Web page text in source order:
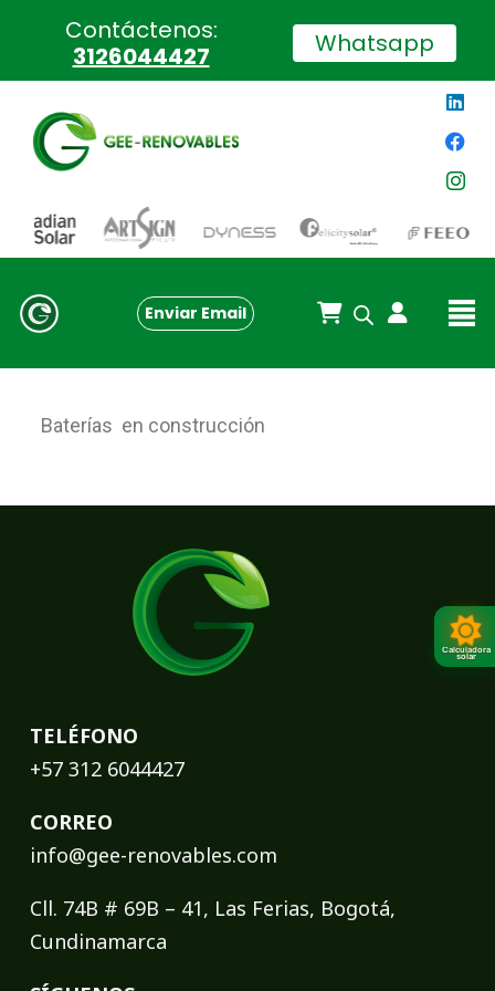
Calculadora
solar
Enviar Email
Baterías en construcción
TELÉFONO
+57 312 6044427
CORREO
info@gee-renovables.com
Cll. 74B # 69B – 41, Las Ferias, Bogotá,
Cundinamarca
Contáctenos:
3126044427
Whatsapp